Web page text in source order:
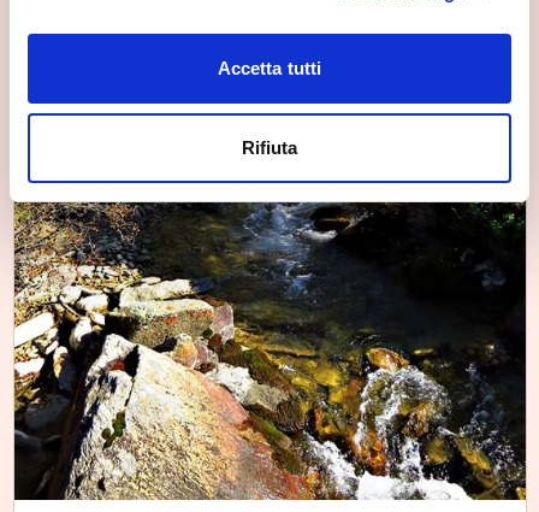
Accetta tutti
Rifiuta